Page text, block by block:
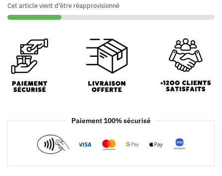
Cet article vient d'être réapprovisionné
Paiement 100% sécurisé